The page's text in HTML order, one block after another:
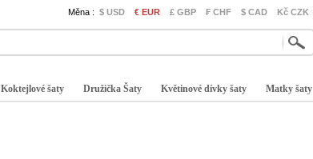
Měna : $ USD € EUR £ GBP ₣ CHF $ CAD Kč CZK
Koktejlové šaty Družička Šaty Květinové dívky šaty Matky šaty